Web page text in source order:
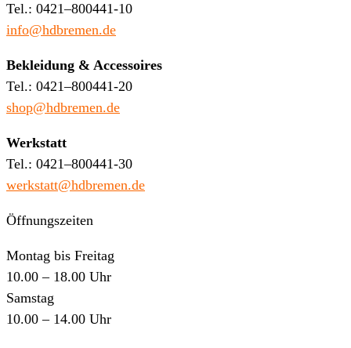
Tel.: 0421–800441-10
info@hdbremen.de
Bekleidung & Accessoires
Tel.: 0421–800441-20
shop@hdbremen.de
Werkstatt
Tel.: 0421–800441-30
werkstatt@hdbremen.de
Öffnungszeiten
Montag bis Freitag
10.00 – 18.00 Uhr
Samstag
10.00 – 14.00 Uhr